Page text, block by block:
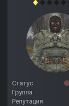
Статус
Группа
Репутация